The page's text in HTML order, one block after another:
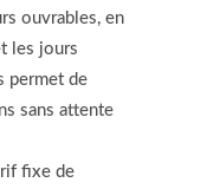
ouvrables, en
les jours
permet de
sans attente
fixe de